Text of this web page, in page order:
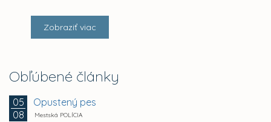
Zobraziť viac
Obľúbené články
05
08
Opustený pes
Mestská POLÍCIA